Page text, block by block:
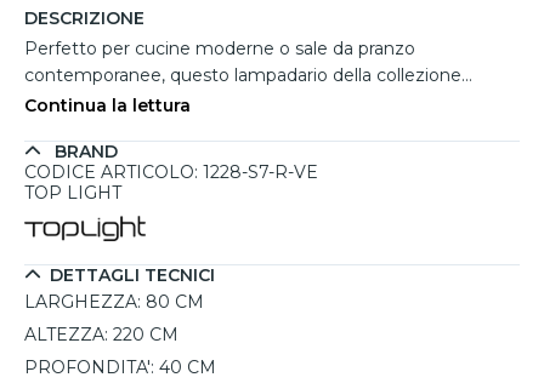
DESCRIZIONE
Perfetto per cucine moderne o sale da pranzo
contemporanee, questo lampadario della collezione
Cottage firmato Top Light abbina funzionalità e gusto
ciascuno formato da una sfera in vetro pirex satinato
abbinata a una sfera in metallo verniciato verde opaco,
accompagnare i momenti conviviali. Il lampadadario da
cucina è regolabile e consente di personalizzare l'altezza
delle luci in base alla configurazione del tavolo o
dell’ambiente, mentre il rosone bianco rettangolare ne
esalta la semplicità formale. Le lampadine G9 fino a 8W
assicurano una buona intensità luminosa per ogni
Continua la lettura
BRAND
CODICE ARTICOLO: 1228-S7-R-VE
TOP LIGHT
DETTAGLI TECNICI
LARGHEZZA: 80 CM
ALTEZZA: 220 CM
PROFONDITA': 40 CM